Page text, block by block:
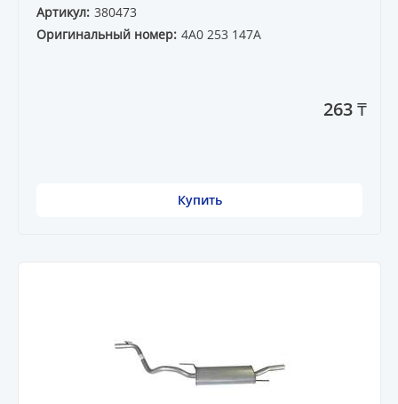
Артикул: 380473
Оригинальный номер: 4A0 253 147A
263 ₸
Купить